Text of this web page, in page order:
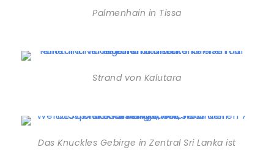
Palmenhain in Tissa
Strand von Kalutara
Das Knuckles Gebirge in Zentral Sri Lanka ist